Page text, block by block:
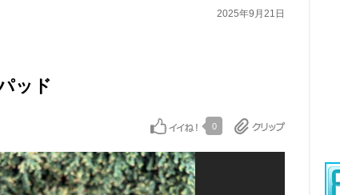
2025年9月21日
ッド
0